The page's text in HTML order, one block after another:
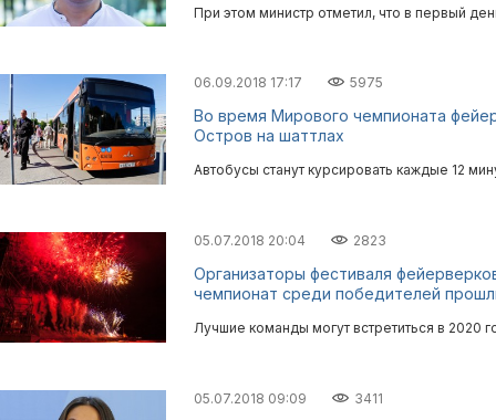
При этом министр отметил, что в первый
06.09.2018 17:17 5975
Во время Мирового чемпионата
Остров на шаттлах
Автобусы станут курсировать каждые 12
05.07.2018 20:04 2823
Организаторы фестиваля
чемпионат среди победителей
Лучшие команды могут встретиться в 2020
05.07.2018 09:09 3411